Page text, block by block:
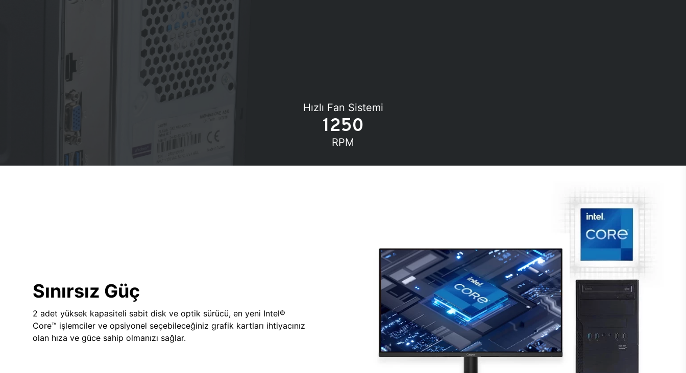
Hızlı Fan Sistemi
1250
RPM
Sınırsız Güç
2 adet yüksek kapasiteli sabit disk ve optik sürücü, en yeni Intel®
Core™ işlemciler ve opsiyonel seçebileceğiniz grafik kartları ihtiyacınız
olan hıza ve güce sahip olmanızı sağlar.